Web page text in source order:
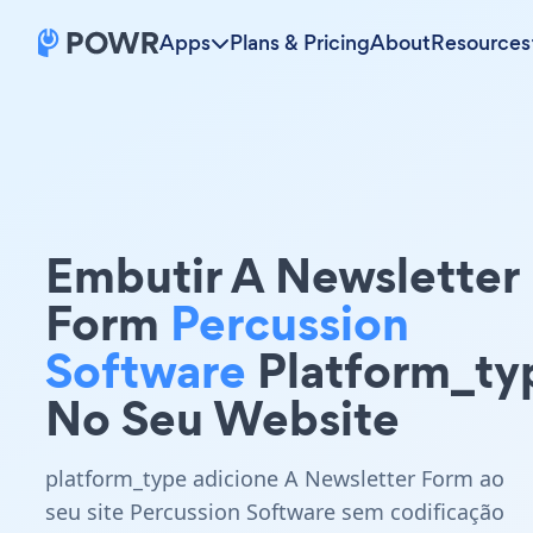
Apps Plans & PricingAboutResources
Embutir A Newsletter
Form Percussion
Software
No Seu Website
platform_type adicione A Newsletter Form ao
seu site Percussion Software sem codificação